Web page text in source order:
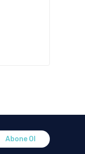
Abone Ol